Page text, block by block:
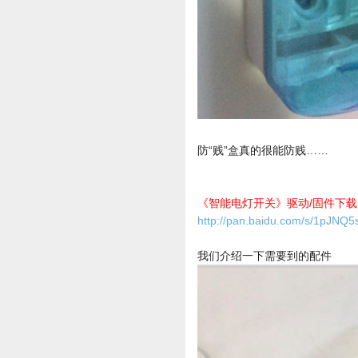
防“贱”盒真的很能防贱……
《智能电灯开关》驱动/固件下载
http://pan.baidu.com/s/
我们介绍一下需要到的配件